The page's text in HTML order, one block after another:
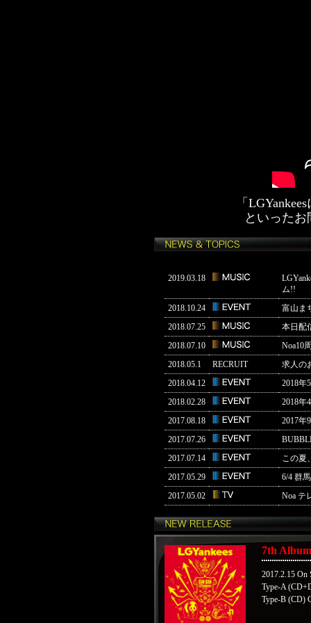
「
といった
2019.03.18
ム!!
2018.10.24
富山ま
2018.07.25
本日配
2018.07.10
Noa10
2018.05.1
RECRUIT
求人の
2018.04.12
2018年
2018.02.28
2018年
2017.08.18
2017年
2017.07.26
2017.07.14
この夏
2017.05.29
6/4 群
2017.05.02
Noa テ
2017.05.02
Noa ラ
2017.04.19
Noaと
2017.04.19
Noa 「
2017.04.17
4/26 リ
2017.04.17
4/26 リ
2017.04.10
7th
2017.2.15 On
Type-A
Type-B (CD)